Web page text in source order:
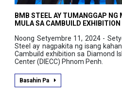
BMB STEEL AY TUMANGGAP NG
MULA SA CAMBUILD EXHIBITION
Noong Setyembre 11, 2024 -
Steel ay nagpakita ng isang
Cambuild exhibition sa Diamond
Center (DIECC) Phnom Penh.
Basahin Pa